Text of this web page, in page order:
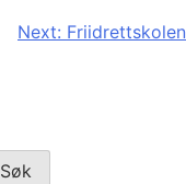
Next: Friidrettskolen
Søk